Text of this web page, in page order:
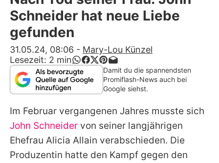
Alle Themen auf Promiflash
App runterladen
Team
Redaktionelle Richtlinien
Impressum
Datenschutzerklärung
Nutzungsbedingungen
Schneider hat neue Liebe
gefunden
31.05.24, 08:06 - Mary-Lou Künzel
Lesezeit: 2 min
Damit du die spannendsten
Promiflash-News auch bei
Google siehst.
Im Februar vergangenen Jahres musste sich
John Schneider von seiner langjährigen
Ehefrau Alicia Allain verabschieden. Die
Produzentin hatte den Kampf gegen den